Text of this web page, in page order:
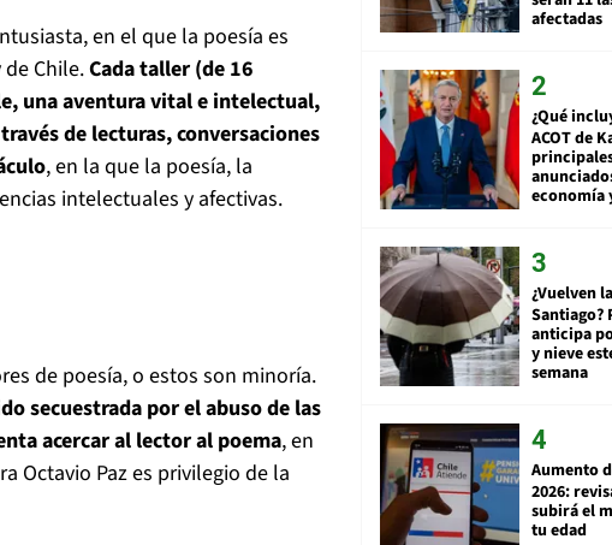
en el que la poesía es
Chile.Cada taller (de 16
una aventura vital e intelectual,
de lecturas, conversaciones
, en la que la poesía, la
intelectuales y afectivas.
de poesía, o estos son minoría.
secuestrada por el abuso de las
acercar al lector al poema, en
Octavio Paz es privilegio de la
afectadas
¿Qué
ACOT de
economía
¿Vuelven
Santiago?
anticipa
y nieve
semana
Aumento
2026:
subirá el
tu edad